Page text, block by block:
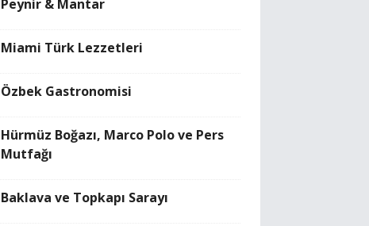
Peynir & Mantar
Miami Türk Lezzetleri
Özbek Gastronomisi
Hürmüz Boğazı, Marco Polo ve Pers
Mutfağı
Baklava ve Topkapı Sarayı